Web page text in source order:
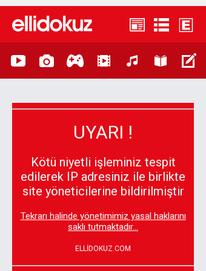
UYARI !
Kötü niyetli işleminiz tespit
edilerek IP adresiniz ile birlikte
site yöneticilerine bildirilmiştir
Tekrarı halinde yönetimimiz yasal haklarını
saklı tutmaktadır...
ELLİDOKUZ.COM